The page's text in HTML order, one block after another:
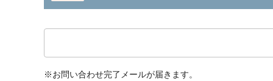
※お問い合わせ完了メールが届きます。